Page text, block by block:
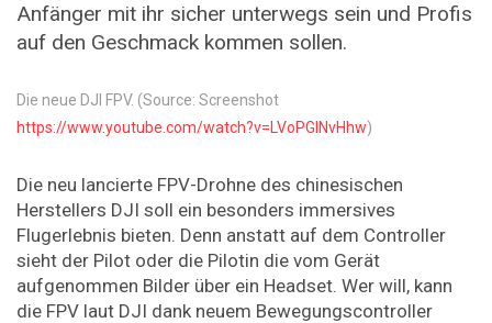
Anfänger mit ihr sicher unterwegs sein und Profis
auf den Geschmack kommen sollen.
Die neue DJI FPV. (Source: Screenshot
https://www.youtube.com/watch?v=LVoPGlNvHhw)
Die neu lancierte FPV-Drohne des chinesischen
Herstellers DJI soll ein besonders immersives
Flugerlebnis bieten. Denn anstatt auf dem Controller
sieht der Pilot oder die Pilotin die vom Gerät
aufgenommen Bilder über ein Headset. Wer will, kann
die FPV laut DJI dank neuem Bewegungscontroller